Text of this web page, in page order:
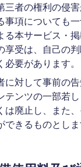
三者の権利の侵
事項についても
る本サービス・
享受は、自己の
要があります。
に対して事前の
テンツの一部若し
は廃止し、また
きるものとしま